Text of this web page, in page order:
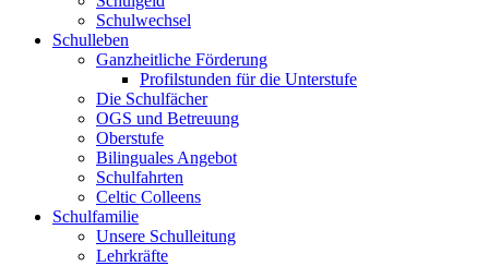
Schulwechsel
Schulleben
Ganzheitliche Förderung
Profilstunden für die Unterstufe
Die Schulfächer
OGS und Betreuung
Oberstufe
Bilinguales Angebot
Schulfahrten
Celtic Colleens
Schulfamilie
Unsere Schulleitung
Lehrkräfte